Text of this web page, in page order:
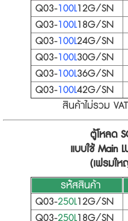
Q03-100L12G/SN
Q03-100L18G/SN
Q03-100L24G/SN
Q03-100L30G/SN
Q03-100L36G/SN
Q03-100L42G/SN
สินค้าไม่รวม
ตู้โหลด
แบบใช้ Main
(เฟรมใ
รห้ัสสินค้า
Q03-250L12G/SN
Q03-250L18G/SN